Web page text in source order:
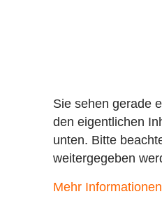
Sie sehen gerade
den eigentlichen
unten. Bitte
weitergegeben
Mehr Informationen